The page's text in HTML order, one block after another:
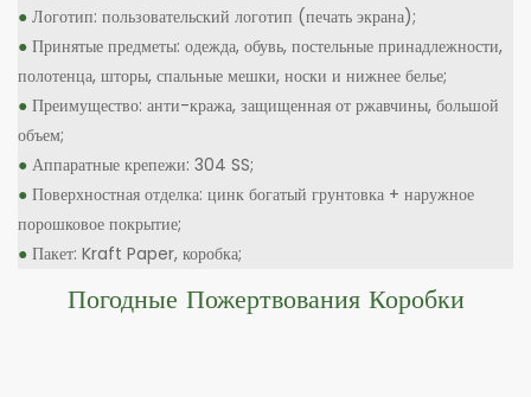
● Логотип: пользовательский логотип (печать экрана);
● Принятые предметы: одежда, обувь, постельные принадлежности,
полотенца, шторы, спальные мешки, носки и нижнее белье;
● Преимущество: анти-кража, защищенная от ржавчины, большой
объем;
● Аппаратные крепежи: 304 SS;
● Поверхностная отделка: цинк богатый грунтовка + наружное
порошковое покрытие;
● Пакет: Kraft Paper, коробка;
Погодные Пожертвования Коробки